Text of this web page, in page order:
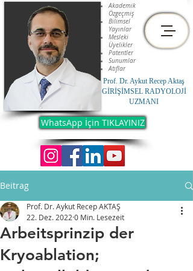
Prof. Dr. Aykut Recep Aktaş
GİRİŞİMSEL RADYOLOJİ
UZMANI
WhatsApp İçin TIKLAYINIZ
Akademik
Özgeçmiş
Bilimsel
Yayınlar
Mesleki
Üyelikler
Patentler
Sunumlar
Atıflar
Beitrag
Arbeitsprinzip der
Kryoablation;
Prof. Dr. Aykut Recep AKTAŞ
22. Dez. 2022 0 Min. Lesezeit